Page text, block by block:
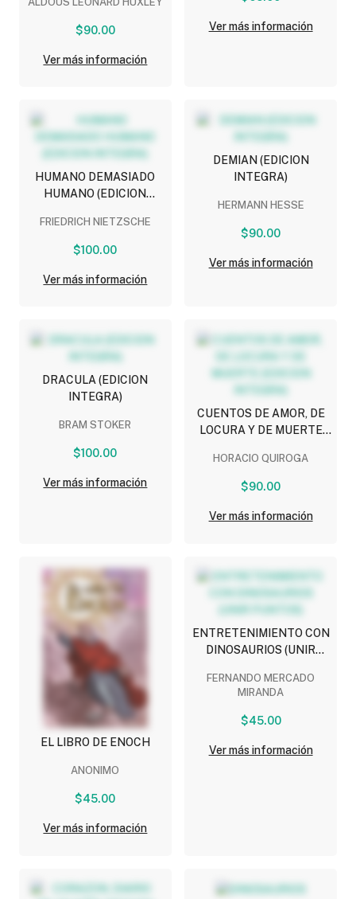
INTEGRA)
$90.00
Ver más información
Ver más información
HUMANO DEMASIADO
HUMANO (EDICION
FRIEDRICH NIETZSCHE
$100.00
Ver más información
DEMIAN (EDICION
INTEGRA)
HERMANN HESSE
$90.00
Ver más información
DRACULA (EDICION
INTEGRA)
BRAM STOKER
$100.00
Ver más información
CUENTOS DE AMOR, DE
LOCURA Y DE MUERTE
HORACIO QUIROGA
$90.00
Ver más información
EL LIBRO DE ENOCH
ANONIMO
$45.00
Ver más información
ENTRETENIMIENTO CON
DINOSAURIOS (UNIR
FERNANDO MERCADO
MIRANDA
$45.00
Ver más información